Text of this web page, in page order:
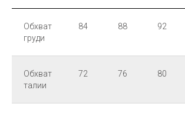
Обхват
груди
84 88 92
Обхват
талии
72 76 80